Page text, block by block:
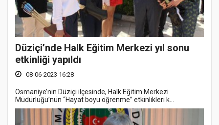
Düziçi’nde Halk Eğitim Merkezi yıl sonu
etkinliği yapıldı
08-06-2023 16:28
Osmaniye’nin Düziçi ilçesinde, Halk Eğitim Merkezi
Müdürlüğü’nün “Hayat boyu öğrenme” etkinlikleri k...